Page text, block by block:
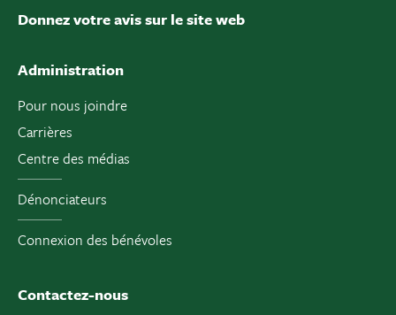
Donnez votre avis sur le site web
Administration
Pour nous joindre
Carrières
Centre des médias
Dénonciateurs
Connexion des bénévoles
Contactez-nous